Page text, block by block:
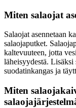
Miten salaojat
Salaojat asennetaan
salaojaputket.
kaltevuuteen, jotta
läheisyydestä. Lisäksi
suodatinkangas ja
Miten